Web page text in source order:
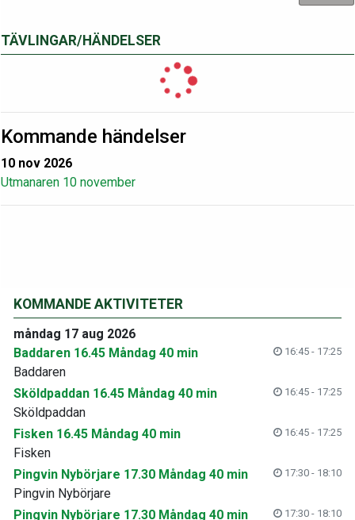
TÄVLINGAR/HÄNDELSER
Kommande händelser
10 nov 2026
Utmanaren 10 november
KOMMANDE AKTIVITETER
måndag 17 aug 2026
Baddaren 16.45 Måndag 40 min
16:45 - 17:25
Baddaren
Sköldpaddan 16.45 Måndag 40 min
16:45 - 17:25
Sköldpaddan
Fisken 16.45 Måndag 40 min
16:45 - 17:25
Fisken
Pingvin Nybörjare 17.30 Måndag 40 min
17:30 - 18:10
Pingvin Nybörjare
Pingvin Nybörjare 17.30 Måndag 40 min
17:30 - 18:10